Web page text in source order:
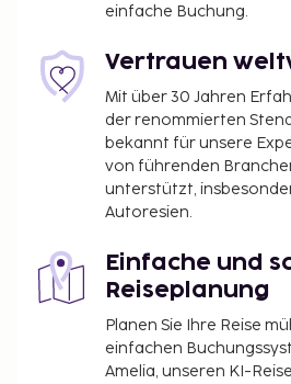
einfache Buchung.
Vertrauen
Mit über 30 Jahren
der renommierten
bekannt für unsere
von führenden
unterstützt,
Autoresien.
Einfache und
Reiseplanung
Planen Sie Ihre Reise
einfachen
Amelia, unseren KI-